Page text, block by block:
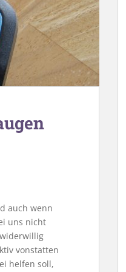
auch wenn
uns nicht
vonstatten
helfen soll,